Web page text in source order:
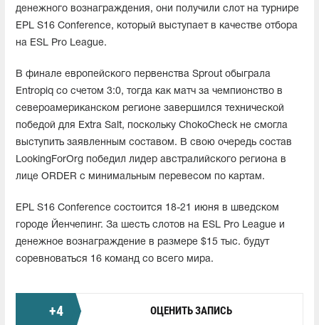
денежного вознаграждения, они получили слот на турнире
EPL S16 Conference, который выступает в качестве отбора
на ESL Pro League.
В финале европейского первенства Sprout обыграла
Entropiq со счетом 3:0, тогда как матч за чемпионство в
североамериканском регионе завершился технической
победой для Extra Salt, поскольку ChokoCheck не смогла
выступить заявленным составом. В свою очередь состав
LookingForOrg победил лидер австралийского региона в
лице ORDER с минимальным перевесом по картам.
EPL S16 Conference состоится 18-21 июня в шведском
городе Йенчепинг. За шесть слотов на ESL Pro League и
денежное вознаграждение в размере $15 тыс. будут
соревноваться 16 команд со всего мира.
+4 ОЦЕНИТЬ ЗАПИСЬ